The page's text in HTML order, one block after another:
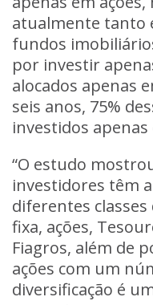
atualmente tanto
fundos
por investir
alocados apenas
seis anos, 75%
investidos apenas
“O estudo
investidores têm
diferentes
fixa, ações,
Fiagros, além de
ações com um
diversificação é